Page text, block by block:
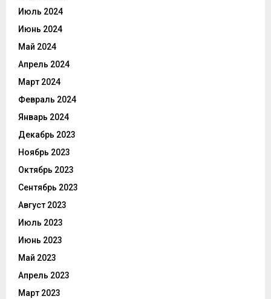
Июль 2024
Июнь 2024
Май 2024
Апрель 2024
Март 2024
Февраль 2024
Январь 2024
Декабрь 2023
Ноябрь 2023
Октябрь 2023
Сентябрь 2023
Август 2023
Июль 2023
Июнь 2023
Май 2023
Апрель 2023
Март 2023